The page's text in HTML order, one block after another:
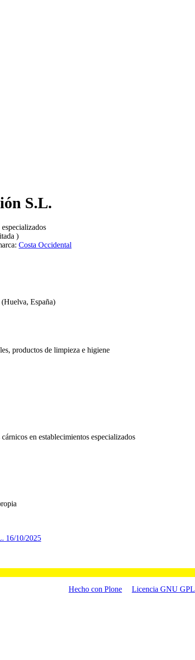
S.L.
)
Costa Occidental
(Huelva, España)
productos de limpieza e higiene
en establecimientos especializados
16/10/2025
Hecho con Plone
Licencia GNU GPL